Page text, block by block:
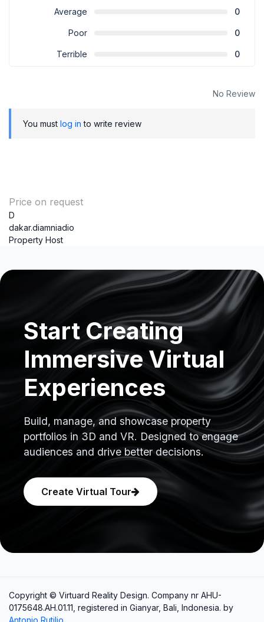
Average 0
Poor 0
Terrible 0
No Review
You must log in to write review
Price on request
D
dakar.diamniadio
Property Host
Start Creating
Immersive Virtual
Experiences
Build, manage, and showcase property
portfolios in 3D and VR. Designed to engage
audiences and drive better decisions.
Create Virtual Tour
Copyright © Virtuard Reality Design. Company nr AHU-
0175648.AH.01.11, registered in Gianyar, Bali, Indonesia. by
Antonio Rutilio